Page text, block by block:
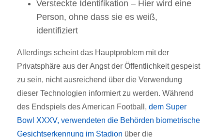
Versteckte Identifikation – Hier wird eine
Person, ohne dass sie es weiß,
identifiziert
Allerdings scheint das Hauptproblem mit der
Privatsphäre aus der Angst der Öffentlichkeit gespeist
zu sein, nicht ausreichend über die Verwendung
dieser Technologien informiert zu werden. Während
des Endspiels des American Football, dem Super
Bowl XXXV, verwendeten die Behörden biometrische
Gesichtserkennung im Stadion über die